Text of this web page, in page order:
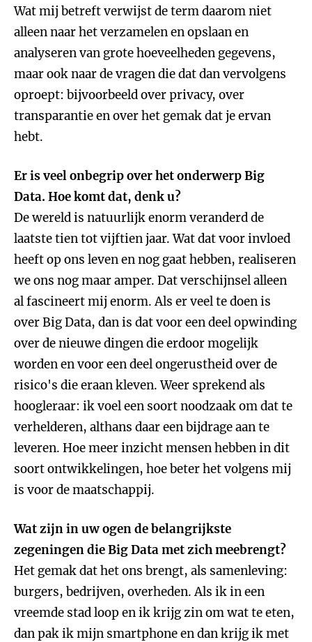
Wat mij betreft verwijst de term daarom niet
alleen naar het verzamelen en opslaan en
analyseren van grote hoeveelheden gegevens,
maar ook naar de vragen die dat dan vervolgens
oproept: bijvoorbeeld over privacy, over
transparantie en over het gemak dat je ervan
hebt.
Er is veel onbegrip over het onderwerp Big
Data. Hoe komt dat, denk u?
De wereld is natuurlijk enorm veranderd de
laatste tien tot vijftien jaar. Wat dat voor invloed
heeft op ons leven en nog gaat hebben, realiseren
we ons nog maar amper. Dat verschijnsel alleen
al fascineert mij enorm. Als er veel te doen is
over Big Data, dan is dat voor een deel opwinding
over de nieuwe dingen die erdoor mogelijk
worden en voor een deel ongerustheid over de
risico's die eraan kleven. Weer sprekend als
hoogleraar: ik voel een soort noodzaak om dat te
verhelderen, althans daar een bijdrage aan te
leveren. Hoe meer inzicht mensen hebben in dit
soort ontwikkelingen, hoe beter het volgens mij
is voor de maatschappij.
Wat zijn in uw ogen de belangrijkste
zegeningen die Big Data met zich meebrengt?
Het gemak dat het ons brengt, als samenleving:
burgers, bedrijven, overheden. Als ik in een
vreemde stad loop en ik krijg zin om wat te eten,
dan pak ik mijn smartphone en dan krijg ik met